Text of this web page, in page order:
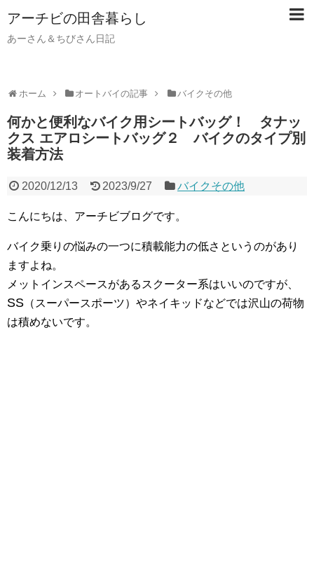
アーチビの田舎暮らし
あーさん＆ちびさん日記
ホーム オートバイの記事 バイクその他
何かと便利なバイク用シートバッグ！ タナッ
クス エアロシートバッグ２ バイクのタイプ別
装着方法
2020/12/13 2023/9/27 バイクその他
こんにちは、アーチビブログです。
バイク乗りの悩みの一つに積載能力の低さというのがあり
ますよね。
メットインスペースがあるスクーター系はいいのですが、
SS （スーパースポーツ）やネイキッドなどでは沢山の荷物
は積めないです。